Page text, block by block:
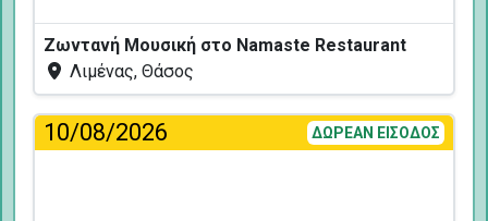
Ζωντανή Μουσική στο Namaste Restaurant
Λιμένας, Θάσος
10/08/2026 ΔΩΡΕΑΝ ΕΙΣΟΔΟΣ